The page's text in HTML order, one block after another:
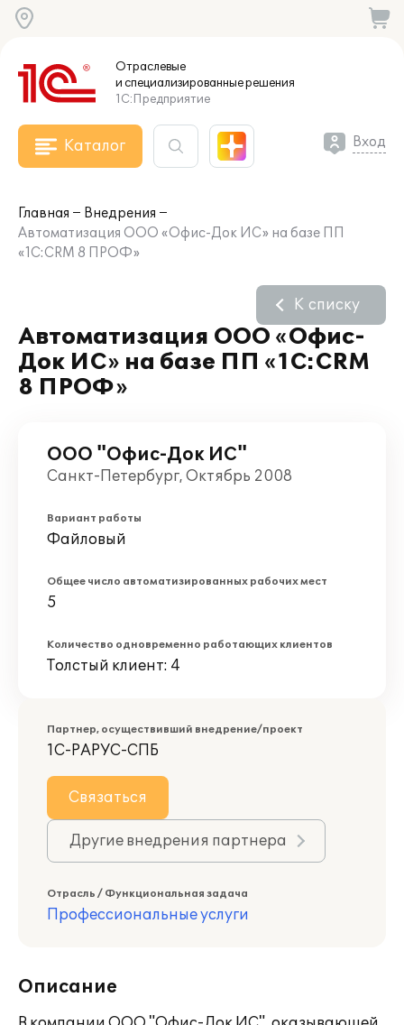
Отраслевые
и специализированныерешения
1С:Предприятие
Каталог Вход
Главная
Внедрения
Автоматизация ООО «Офис-Док ИС» на базе ПП
«1С:CRM 8 ПРОФ»
Автоматизация ООО «Офис-
Док ИС» на базе ПП «1С:CRM
8 ПРОФ»
К списку
ООО "Офис-Док ИС"
Санкт-Петербург, Октябрь 2008
Вариант работы
Файловый
Общее число автоматизированных рабочих мест
5
Количество одновременно работающих клиентов
Толстый клиент: 4
Партнер, осуществивший внедрение/проект
1С-РАРУС-СПБ
Связаться
Другие внедрения партнера
Отрасль / Функциональная задача
Профессиональные услуги
Описание